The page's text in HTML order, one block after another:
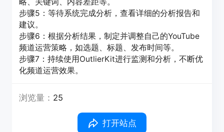
略、关键词、内容差距等。
步骤5：等待系统完成分析，查看详细的分析报告和
建议。
步骤6：根据分析结果，制定并调整自己的YouTube
频道运营策略，如选题、标题、发布时间等。
步骤7：持续使用OutlierKit进行监测和分析，不断优
化频道运营效果。
浏览量： 25
打开站点